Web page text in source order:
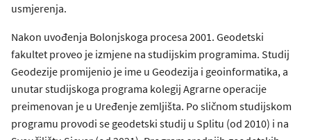
usmjerenja.
Nakon uvođenja Bolonjskoga procesa 2001. Geodetski
fakultet proveo je izmjene na studijskim programima. Studij
Geodezije promijenio je ime u Geodezija i geoinformatika, a
unutar studijskoga programa kolegij Agrarne operacije
preimenovan je u Uređenje zemljišta. Po sličnom studijskom
programu provodi se geodetski studij u Splitu (od 2010) i na